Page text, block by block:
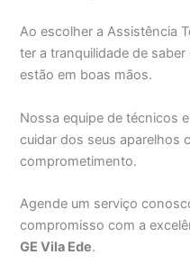
Ao escolher a Assistência
ter a tranquilidade de
estão em boas mãos.
Nossa equipe de técnicos
cuidar dos seus aparelhos
comprometimento.
Agende um serviço
compromisso com a
GE Vila Ede.